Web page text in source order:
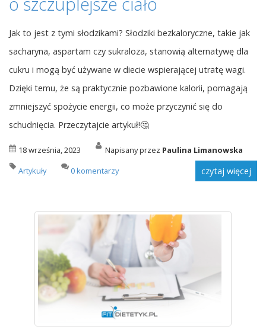
Jak to jest z tymi słodzikami? Słodziki bezkaloryczne, takie jak
sacharyna, aspartam czy sukraloza, stanowią alternatywę dla
cukru i mogą być używane w diecie wspierającej utratę wagi.
Dzięki temu, że są praktycznie pozbawione kalorii, pomagają
zmniejszyć spożycie energii, co może przyczynić się do
schudnięcia. Przeczytajcie artykuł!🤔
18 września, 2023 Napisany przez Paulina Limanowska
Artykuły
0 komentarzy czytaj więcej